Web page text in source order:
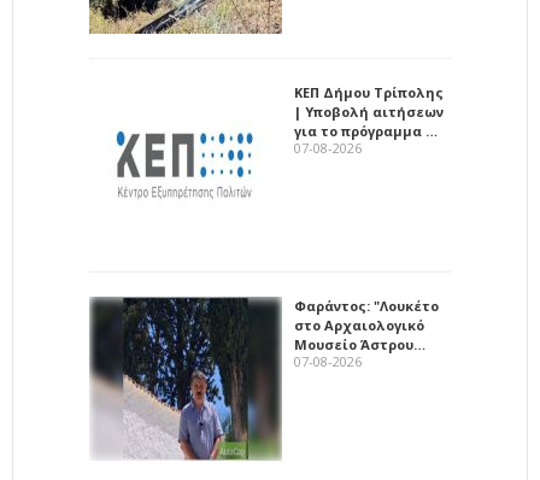
ΚΕΠ Δήμου Τρίπολης
| Υποβολή αιτήσεων
για το πρόγραμμα …
07-08-2026
Φαράντος: "Λουκέτο
στο Αρχαιολογικό
Μουσείο Άστρου…
07-08-2026